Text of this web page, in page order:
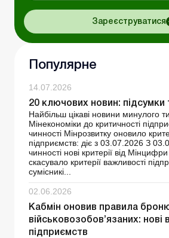
Зареєструватися
Популярне
14.07.2026
20 ключових новин: підсумки
Найбільш цікаві новини минулого
Мінекономіки до критичності
чинності Мінрозвитку оновило
підприємств: діє з 03.07.2026 З
чинності нові критерії від
скасувало критерії важливості
сумісникі...
02.06.2026
Кабмін оновив правила
військовозобов’язаних: нові
підприємств